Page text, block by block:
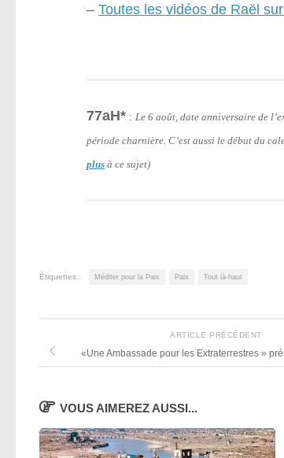
– Toutes les vidéos de Raël
77aH* : Le 6 août, date anniversaire de
période charnière. C’est aussi le début du
plus à ce sujet)
Étiquettes : Méditer pour la Paix Paix Tout là-haut
ARTICLE PRÉCÉDENT
«Une Ambassade pour les Extraterrestres »
VOUS AIMEREZ AUSSI...